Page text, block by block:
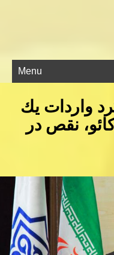
Menu
واردات یك
نقص در